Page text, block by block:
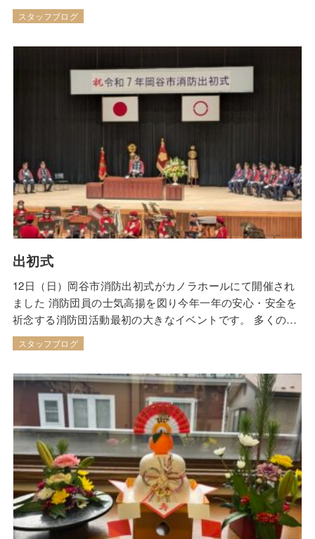
ら これでで洗浄すると、大分楽になるので助かってます。
他にも似たような商品があるので、いろいろ試したいと思
スタッフブログ
出初式
12日（日）岡谷市消防出初式がカノラホールにて開催され
ました 消防団員の士気高揚を図り今年一年の安心・安全を
祈念する消防団活動最初の大きなイベントです。 多くの先
人の努力・苦労により今日が築かれている事に改めて感謝
する場でもあります 特に大きな功績はありませんが消防団
活動もこの４月から23年目に突入 改めて長女と同じ年であ
る事に気づく。そして今年は長男無事2…
スタッフブログ